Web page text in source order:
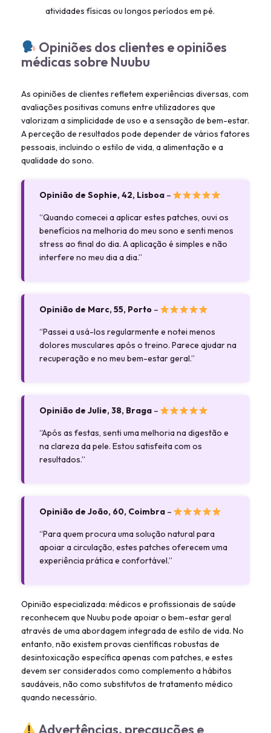
atividades físicas ou longos períodos em pé.
Opiniões dos clientes e opiniões
médicas sobre Nuubu
As opiniões de clientes refletem experiências diversas, com
avaliações positivas comuns entre utilizadores que
valorizam a simplicidade de uso e a sensação de bem-estar.
A perceção de resultados pode depender de vários fatores
pessoais, incluindo o estilo de vida, a alimentação e a
qualidade do sono.
Opinião de Sophie, 42, Lisboa–
“Quando comecei a aplicar estes patches, ouvi os
benefícios na melhoria do meu sono e senti menos
stress ao final do dia. A aplicação é simples e não
interfere no meu dia a dia.”
Opinião de Marc, 55, Porto–
“Passei a usá-los regularmente e notei menos
dolores musculares após o treino. Parece ajudar na
recuperação e no meu bem-estar geral.”
Opinião de Julie, 38, Braga–
“Após as festas, senti uma melhoria na digestão e
na clareza da pele. Estou satisfeita com os
resultados.”
Opinião de João, 60, Coimbra–
“Para quem procura uma solução natural para
apoiar a circulação, estes patches oferecem uma
experiência prática e confortável.”
Opinião especializada: médicos e profissionais de saúde
reconhecem que Nuubu pode apoiar o bem-estar geral
através de uma abordagem integrada de estilo de vida. No
entanto, não existem provas científicas robustas de
desintoxicação específica apenas com patches, e estes
devem ser considerados como complemento a hábitos
saudáveis, não como substitutos de tratamento médico
quando necessário.
Advertências, precauções e